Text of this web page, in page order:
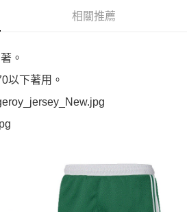
相關推薦
。
以下著用。